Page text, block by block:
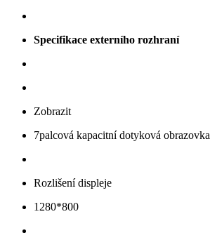
Specifikace externího rozhraní
Zobrazit
7palcová kapacitní dotyková obrazovka
Rozlišení displeje
1280*800